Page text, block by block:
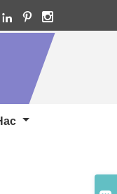
  